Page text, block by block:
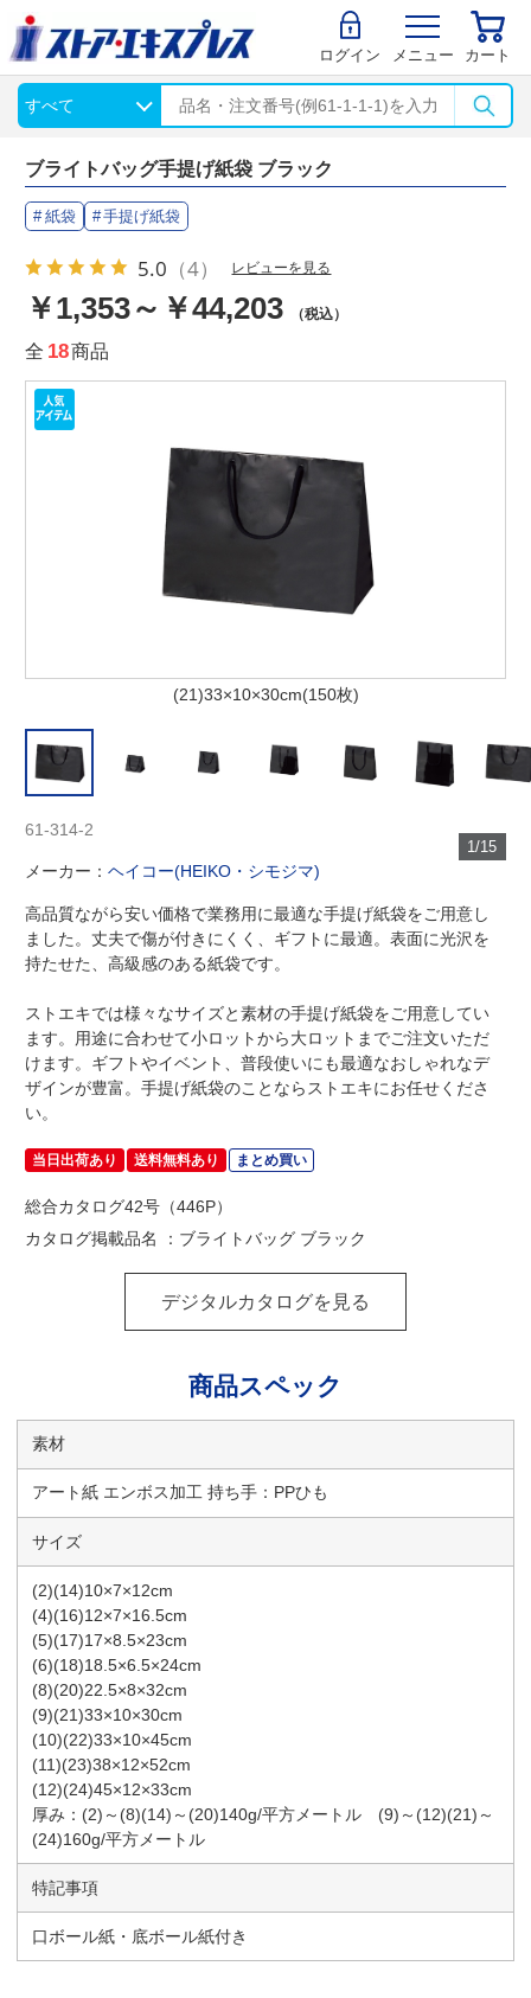
ログイン メニュー カート
ブライトバッグ手提げ紙袋 ブラック
紙袋 手提げ紙袋
5.0 （4） レビューを見る
￥1,353～￥44,203 （税込）
全 18商品
(21)33×10×30cm(150枚)
1/15
61-314-2
メーカー：ヘイコー(HEIKO・シモジマ)
高品質ながら安い価格で業務用に最適な手提げ紙袋をご用意し
ました。丈夫で傷が付きにくく、ギフトに最適。表面に光沢を
持たせた、高級感のある紙袋です。
ストエキでは様々なサイズと素材の手提げ紙袋をご用意してい
ます。用途に合わせて小ロットから大ロットまでご注文いただ
けます。ギフトやイベント、普段使いにも最適なおしゃれなデ
ザインが豊富。手提げ紙袋のことならストエキにお任せくださ
い。
当日出荷あり 送料無料あり まとめ買い
総合カタログ42号（446P）
カタログ掲載品名 ：ブライトバッグ ブラック
デジタルカタログを見る
商品スペック
素材
アート紙 エンボス加工 持ち手：PPひも
サイズ
(2)(14)10×7×12cm
(4)(16)12×7×16.5cm
(5)(17)17×8.5×23cm
(6)(18)18.5×6.5×24cm
(8)(20)22.5×8×32cm
(9)(21)33×10×30cm
(10)(22)33×10×45cm
(11)(23)38×12×52cm
(12)(24)45×12×33cm
厚み：(2)～(8)(14)～(20)140g/平方メートル (9)～(12)(21)～
(24)160g/平方メートル
特記事項
口ボール紙・底ボール紙付き